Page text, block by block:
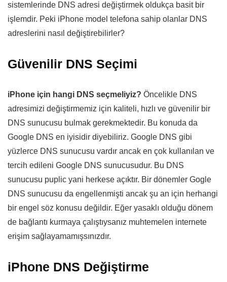
sistemlerinde DNS adresi değiştirmek oldukça basit bir
işlemdir. Peki iPhone model telefona sahip olanlar DNS
adreslerini nasıl değiştirebilirler?
Güvenilir DNS Seçimi
iPhone için hangi DNS seçmeliyiz? Öncelikle DNS
adresimizi değiştirmemiz için kaliteli, hızlı ve güvenilir bir
DNS sunucusu bulmak gerekmektedir. Bu konuda da
Google DNS en iyisidir diyebiliriz. Google DNS gibi
yüzlerce DNS sunucusu vardır ancak en çok kullanılan ve
tercih edileni Google DNS sunucusudur. Bu DNS
sunucusu puplic yani herkese açıktır. Bir dönemler Gogle
DNS sunucusu da engellenmişti ancak şu an için herhangi
bir engel söz konusu değildir. Eğer yasaklı olduğu dönem
de bağlantı kurmaya çalıştıysanız muhtemelen internete
erişim sağlayamamışsınızdır.
iPhone DNS Değiştirme